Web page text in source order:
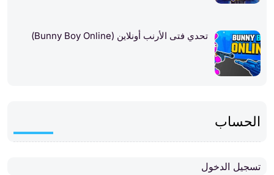
تحدي فتى الأرنب أونلاين (Bunny Boy Online)
الحساب
تسجيل الدخول